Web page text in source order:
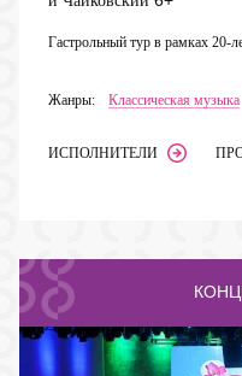
Гастрольный тур в рамках
Жанры: Классическая музыка
ИСПОЛНИТЕЛИ